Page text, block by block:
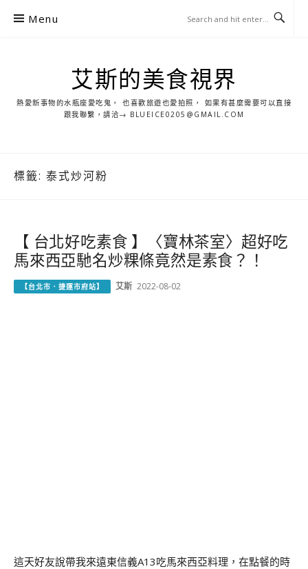
Menu
艾斯的美食視界
熱愛新事物的水瓶座愛吃鬼， 也喜歡旅遊也愛拍照， 如果有甚麼需要可以直接
跟我聯繫，請洽→ BLUEICE0205@GMAIL.COM
標籤: 泰式炒河粉
【 台北好吃素食 】〈寶林茶室〉超好吃
馬來西亞馳名炒粿條竟然是素食？！
【台北市．捷運市府站】 艾斯 2022-08-02
這天好友說帶我來遠東信義A13吃馬來西亞料理，在點餐的時